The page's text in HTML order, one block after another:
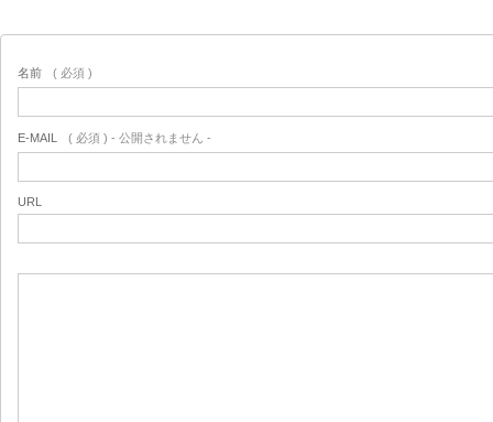
名前 ( 必須 )
E-MAIL ( 必須 ) - 公開されません -
URL